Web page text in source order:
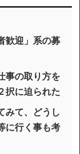
歓迎」系の募
事の取り方を
択に迫られた
みて、どうし
に行く事も考